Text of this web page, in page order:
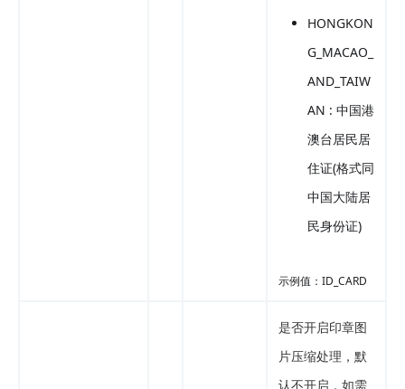
HONGKON
G_MACAO_
AND_TAIW
AN : 中国港
澳台居民居
住证(格式同
中国大陆居
民身份证)
示例值：ID_CARD
是否开启印章图
片压缩处理，默
认不开启，如需